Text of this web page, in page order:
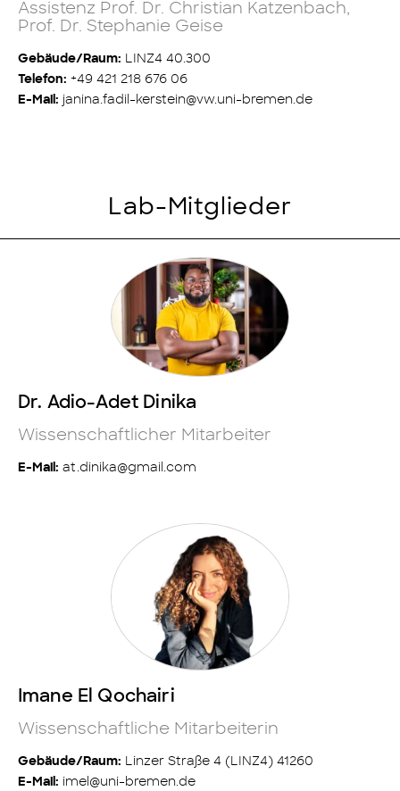
Assistenz Prof. Dr. Christian Katzenbach,
Prof. Dr. Stephanie Geise
Gebäude/Raum: LINZ4 40.300
Telefon: +49 421 218 676 06
E-Mail: janina.fadil-kerstein@vw.uni-bremen.de
Lab-Mitglieder
Dr. Adio-Adet Dinika
Wissenschaftlicher Mitarbeiter
E-Mail: at.dinika@gmail.com
Imane El Qochairi
Wissenschaftliche Mitarbeiterin
Gebäude/Raum: Linzer Straße 4 (LINZ4) 41260
E-Mail: imel@uni-bremen.de